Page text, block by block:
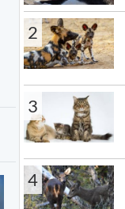
2
3
4